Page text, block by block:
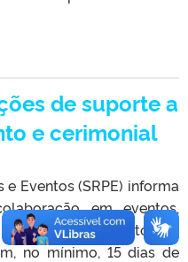
de suporte a
e cerimonial
Eventos (SRPE) informa
em eventos,
cerimonial e protocolo
no mínimo, 15 dias de